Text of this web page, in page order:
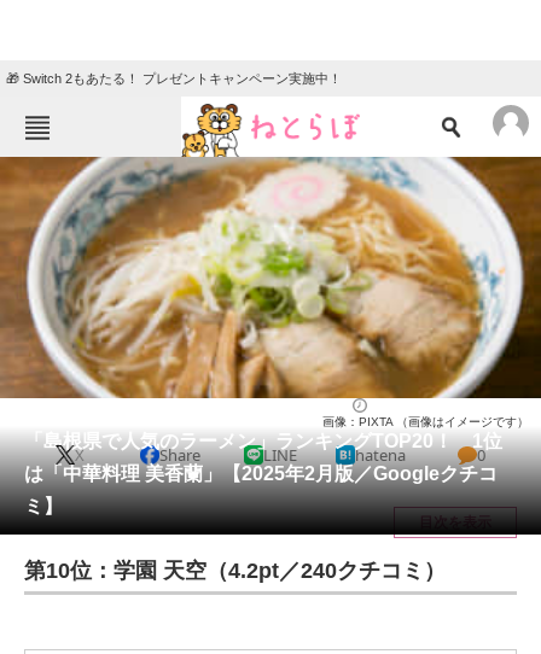
🎁 Switch 2もあたる！ プレゼントキャンペーン実施中！
ねとらぼメニュー
TOP ニュース
エンタメ クイズ
グルメ 地域
住まい 教育・育児
動物 リサーチ
会員記事
メディア
注目記事を集めた総合ページ
ITの今と未来を見通す
「島根県で人気のラーメン」ランキングTOP20！ 1位
は「中華料理 美香蘭」【2025年2月版／Googleクチコ
ミ】
画像：PIXTA （画像はイメージです）
X Share LINE hatena 0
目次を表示
第10位：学園 天空（4.2pt／240クチコミ）